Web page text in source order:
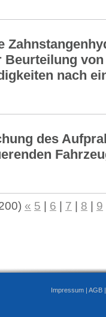
Beurteilung von
nach
des
« 5 6 7 8 9
Impressum | AGB